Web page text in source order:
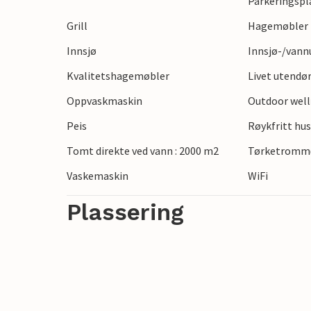
fører direkte til innsjøen, hvor du kan ta
Oppdag de rolige omgivelsene rundt
Kleszczyn. Ta en spasertur langs
Grill Hagemøbler
Innsjø
Innsjø-/
Kvalitetshagemøbler
Livet
Oppvaskmaskin
Outdoor
Peis
Røykfritt hus
Tomt direkte ved vann : 2000 m2
Vaskemaskin
WiFi
Plassering